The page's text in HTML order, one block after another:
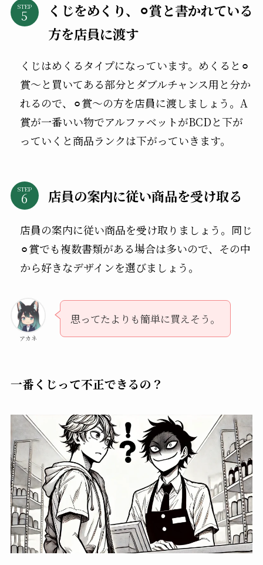
STEP
くじをめくり、⚪︎賞と書かれている
方を店員に渡す
くじはめくるタイプになっています。めくると⚪︎
賞〜と買いてある部分とダブルチャンス用と分か
れるので、⚪︎賞〜の方を店員に渡しましょう。A
賞が一番いい物でアルファベットがBCDと下が
っていくと商品ランクは下がっていきます。
STEP 店員の案内に従い商品を受け取る
店員の案内に従い商品を受け取りましょう。同じ
⚪︎賞でも複数書類がある場合は多いので、その中
から好きなデザインを選びましょう。
アカネ
思ってたよりも簡単に買えそう。
一番くじって不正できるの？